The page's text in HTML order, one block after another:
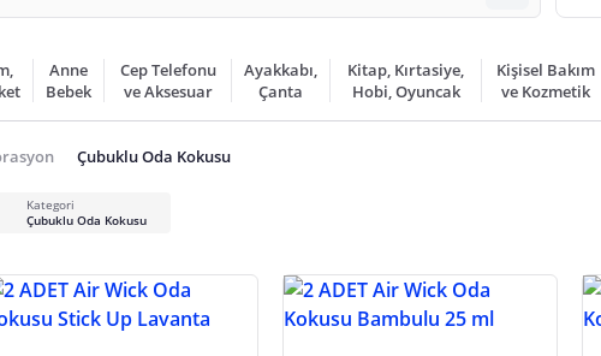
Anne
Bebek
Cep Telefonu
ve Aksesuar
Ayakkabı,
Çanta
Kitap, Kırtasiye,
Hobi, Oyuncak
Kişisel Bakım
ve Kozmetik
Çubuklu Oda Kokusu
Kategori
Çubuklu Oda Kokusu